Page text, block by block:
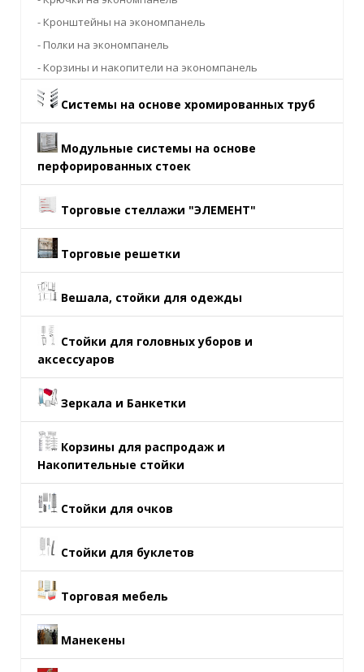
- Кронштейны на экономпанель
- Полки на экономпанель
- Корзины и накопители на экономпанель
Системы на основе хромированных труб
Модульные системы на основе
перфорированных стоек
Торговые стеллажи "ЭЛЕМЕНТ"
Торговые решетки
Вешала, стойки для одежды
Стойки для головных уборов и
аксессуаров
Зеркала и Банкетки
Корзины для распродаж и
Накопительные стойки
Стойки для очков
Стойки для буклетов
Торговая мебель
Манекены